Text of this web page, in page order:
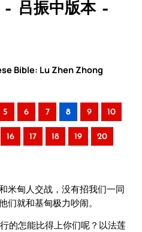
吕振中版本 –
Bible: Lu Zhen Zhong
5 6 7 8 9 10
16 17 18 19 20
米甸人交战，没有招我们一同
们就和基甸极力吵闹。
的怎能比得上你们呢？以法莲